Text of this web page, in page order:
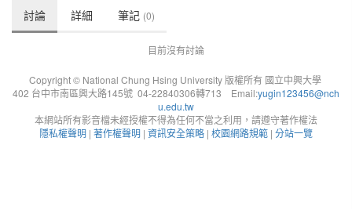
討論 詳細 筆記 (0)
目前沒有討論
Copyright © National Chung Hsing University 版權所有 國立中興大學
402 台中市南區興大路145號 04-22840306轉713 Email:yugin123456@nch
u.edu.tw
本網站所有影音檔未經授權不得為任何不當之利用，請遵守著作權法
隱私權聲明 | 著作權聲明 | 資訊安全策略 | 校園網路規範 | 分站一覽